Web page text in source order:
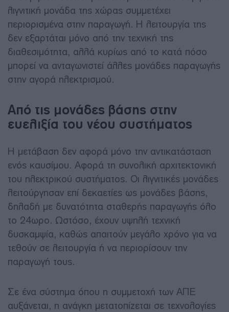
λιγνιτική μονάδα της χώρας συμμετέχει
περιορισμένα στην παραγωγή. Η λειτουργία της
δεν εξαρτάται μόνο από την τεχνική της
διαθεσιμότητα, αλλά κυρίως από το κατά πόσο
μπορεί να ανταγωνιστεί άλλες μονάδες παραγωγής
στην αγορά ηλεκτρισμού.
Από τις μονάδες βάσης στην
ευελιξία του νέου συστήματος
Η μετάβαση δεν αφορά μόνο την αντικατάσταση
ενός καυσίμου. Αφορά τη συνολική αρχιτεκτονική
του ηλεκτρικού συστήματος. Οι λιγνιτικές μονάδες
λειτούργησαν επί δεκαετίες ως μονάδες βάσης,
δηλαδή με δυνατότητα σταθερής παραγωγής όλο
το 24ωρο. Ωστόσο, έχουν υψηλή τεχνική
δυσκαμψία, καθώς απαιτούν μεγάλο χρόνο για να
τεθούν σε λειτουργία ή να περιορίσουν την
παραγωγή τους.
Σε ένα σύστημα όπου η συμμετοχή των ΑΠΕ
αυξάνεται, η ανάγκη μετατοπίζεται σε τεχνολογίες